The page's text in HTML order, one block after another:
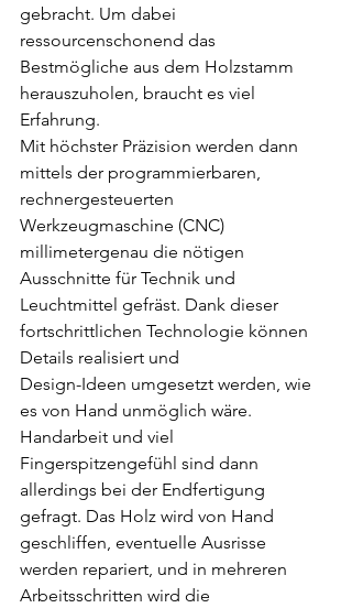
gebracht. Um dabei
ressourcenschonend das
Bestmögliche aus dem Holzstamm
herauszuholen, braucht es viel
Erfahrung.
Mit höchster Präzision werden dann
mittels der programmierbaren,
rechnergesteuerten
Werkzeugmaschine (CNC)
millimetergenau die nötigen
Ausschnitte für Technik und
Leuchtmittel gefräst. Dank dieser
fortschrittlichen Technologie können
Details realisiert und
Design-Ideen umgesetzt werden, wie
es von Hand unmöglich wäre.
Handarbeit und viel
Fingerspitzengefühl sind dann
allerdings bei der Endfertigung
gefragt. Das Holz wird von Hand
geschliffen, eventuelle Ausrisse
werden repariert, und in mehreren
Arbeitsschritten wird die